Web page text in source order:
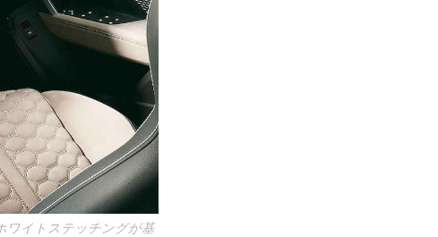
ワイトステッチングが基